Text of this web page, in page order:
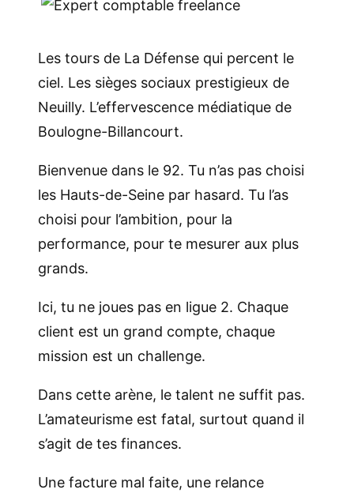
Les tours de La Défense qui percent le
ciel. Les sièges sociaux prestigieux de
Neuilly. L’effervescence médiatique de
Boulogne-Billancourt.
Bienvenue dans le 92. Tu n’as pas choisi
les Hauts-de-Seine par hasard. Tu l’as
choisi pour l’ambition, pour la
performance, pour te mesurer aux plus
grands.
Ici, tu ne joues pas en ligue 2. Chaque
client est un grand compte, chaque
mission est un challenge.
Dans cette arène, le talent ne suffit pas.
L’amateurisme est fatal, surtout quand il
s’agit de tes finances.
Une facture mal faite, une relance